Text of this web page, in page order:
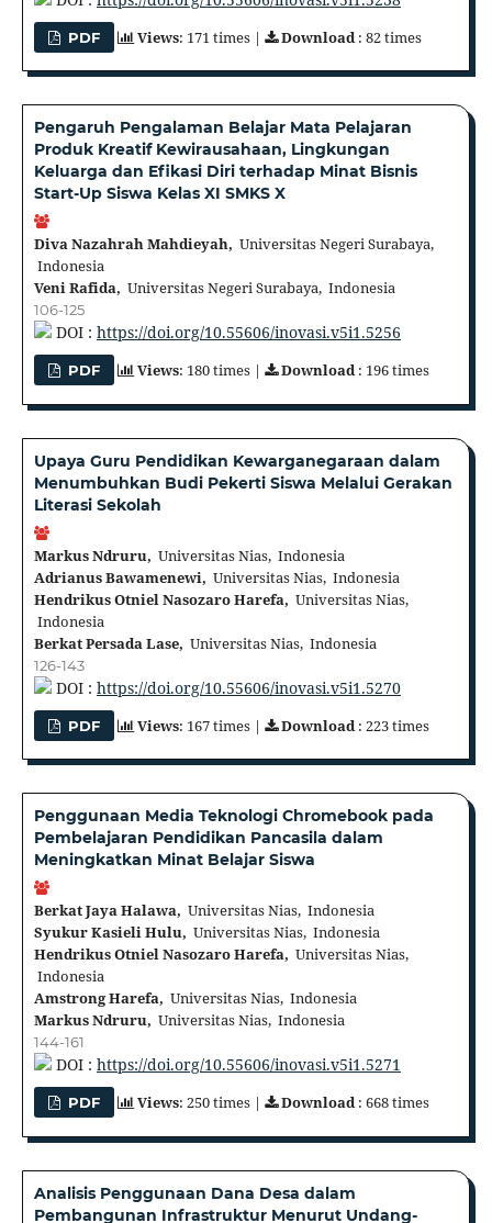
PDF Views: 171 times | Download : 82 times
Pengaruh Pengalaman Belajar Mata Pelajaran
Produk Kreatif Kewirausahaan, Lingkungan
Keluarga dan Efikasi Diri terhadap Minat Bisnis
Start-Up Siswa Kelas XI SMKS X
Diva Nazahrah Mahdieyah, Universitas Negeri Surabaya,
Indonesia
Veni Rafida, Universitas Negeri Surabaya, Indonesia
106-125
DOI : https://doi.org/10.55606/inovasi.v5i1.5256
PDF Views: 180 times | Download: 196 times
Upaya Guru Pendidikan Kewarganegaraan dalam
Menumbuhkan Budi Pekerti Siswa Melalui Gerakan
Literasi Sekolah
Markus Ndruru, Universitas Nias, Indonesia
Adrianus Bawamenewi, Universitas Nias, Indonesia
Hendrikus Otniel Nasozaro Harefa, Universitas Nias,
Indonesia
Berkat Persada Lase, Universitas Nias, Indonesia
126-143
DOI : https://doi.org/10.55606/inovasi.v5i1.5270
PDF Views: 167 times | Download: 223 times
Penggunaan Media Teknologi Chromebook pada
Pembelajaran Pendidikan Pancasila dalam
Meningkatkan Minat Belajar Siswa
Berkat Jaya Halawa, Universitas Nias, Indonesia
Syukur Kasieli Hulu, Universitas Nias, Indonesia
Hendrikus Otniel Nasozaro Harefa, Universitas Nias,
Indonesia
Amstrong Harefa, Universitas Nias, Indonesia
Markus Ndruru, Universitas Nias, Indonesia
144-161
DOI : https://doi.org/10.55606/inovasi.v5i1.5271
PDF Views: 250 times | Download: 668 times
Analisis Penggunaan Dana Desa dalam
Pembangunan Infrastruktur Menurut Undang-